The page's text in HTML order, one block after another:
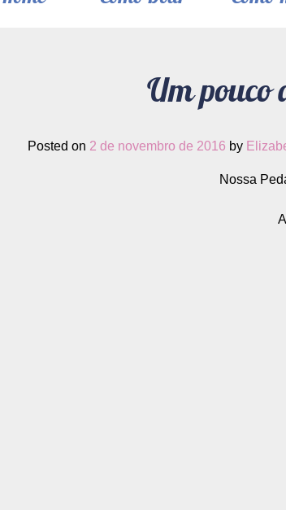
Um
Posted on 2 de novembro de 2016 by
Nossa